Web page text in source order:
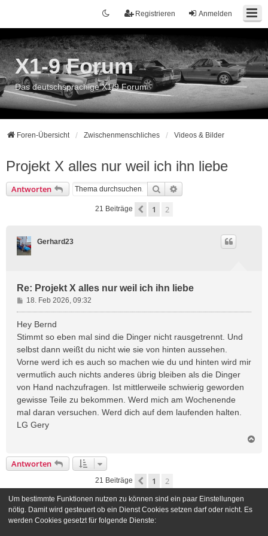
Anmelden
Registrieren
X1-9 Forum
Das deutschsprachige X1/9 Forum
Foren-Übersicht Zwischenmenschliches Videos & Bilder
Projekt X alles nur weil ich ihn liebe
Antworten Suche
21 Beiträge Vorherige
1 2
Gerhard23
Re: Projekt X alles nur weil ich ihn liebe
B
e
i
t
a
g
18. Feb 2026, 09:32
Hey Bernd
Stimmt so eben mal sind die Dinger nicht rausgetrennt. Und
selbst dann weißt du nicht wie sie von hinten aussehen.
Vorne werd ich es auch so machen wie du und hinten wird mir
vermutlich auch nichts anderes übrig bleiben als die Dinger
von Hand nachzufragen. Ist mittlerweile schwierig geworden
gewisse Teile zu bekommen. Werd mich am Wochenende
mal daran versuchen. Werd dich auf dem laufenden halten.
LG Gery
b
Antworten
21 Beiträge Vorherige
1 2
Gehe zu
Um bestimmte Funktionen nutzen zu können sind ein paar Einstellungen
nötig. Damit wird gesteuert ob ein Dienst Cookies setzen darf oder nicht. Es
werden Cookies gesetzt für folgende Dienste: